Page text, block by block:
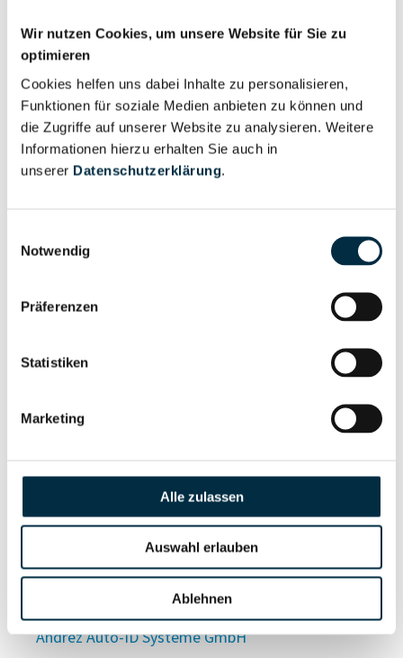
Wir nutzen Cookies, um unsere Website für Sie zu
optimieren
Cookies helfen uns dabei Inhalte zu personalisieren,
Funktionen für soziale Medien anbieten zu können und
die Zugriffe auf unserer Website zu analysieren. Weitere
Informationen hierzu erhalten Sie auch in
unserer Datenschutzerklärung.
Notwendig
Präferenzen
Statistiken
Marketing
Alle zulassen
Auswahl erlauben
Ablehnen
ANDREWS GmbH
Andrews Immobilien Verwaltungs GmbH
Andrews Instruments GmbH
ANDREWS International Personalservice GmbH
Andrew`s World of Knowledge (AWK) e.K.
Andrew Wommack Ministries gemeinnützige GmbH
Andrey Pivovarov Selbstständiger
Baumaschinenführer e.K.
Andrey Ubogov UG (haftungsbeschränkt)
Andrey UG (haftungsbeschränkt)
Andrez Auto-ID Systeme GmbH